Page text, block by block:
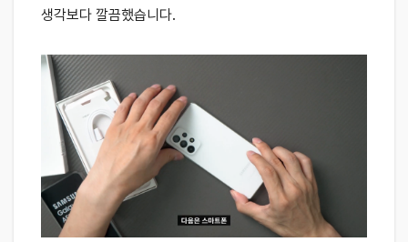
생각보다 깔끔했습니다.